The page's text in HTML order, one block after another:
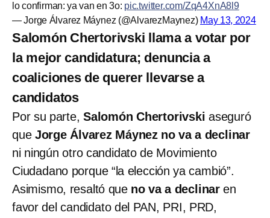
lo confirman: ya van en 3o: pic.twitter.com/ZqA4XnA8l9
— Jorge Álvarez Máynez (@AlvarezMaynez) May 13, 2024
Salomón Chertorivski llama a votar por
la mejor candidatura; denuncia a
coaliciones de querer llevarse a
candidatos
Por su parte, Salomón Chertorivski aseguró
que Jorge Álvarez Máynez no va a declinar
ni ningún otro candidato de Movimiento
Ciudadano porque “la elección ya cambió”.
Asimismo, resaltó que no va a declinaren
favor del candidato del PAN, PRI, PRD,